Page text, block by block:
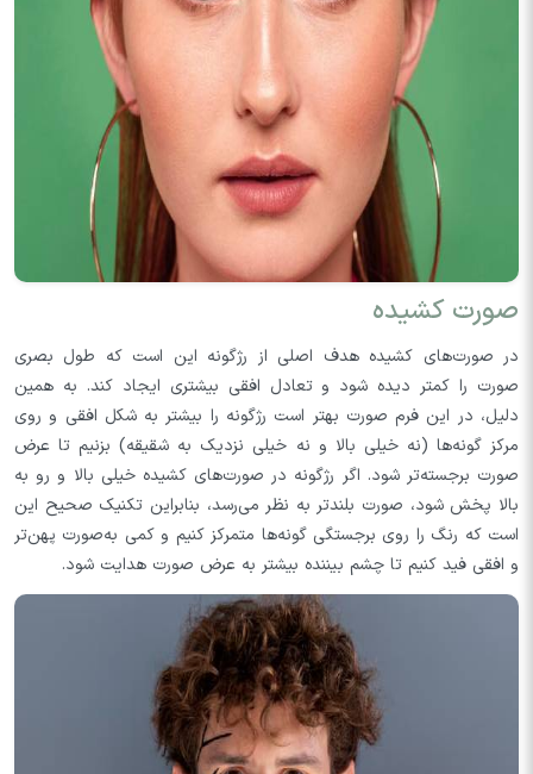
صورت کشیده
در صورت‌های کشیده هدف اصلی از رژگونه این است که طول بصری
صورت را کمتر دیده شود و تعادل افقی بیشتری ایجاد کند. به همین
دلیل، در این فرم صورت بهتر است رژگونه را بیشتر به شکل افقی و روی
مرکز گونه‌ها (نه خیلی بالا و نه خیلی نزدیک به شقیقه) بزنیم تا عرض
صورت برجسته‌تر شود. اگر رژگونه در صورت‌های کشیده خیلی بالا و رو به
بالا پخش شود، صورت بلندتر به نظر می‌رسد، بنابراین تکنیک صحیح این
است که رنگ را روی برجستگی گونه‌ها متمرکز کنیم و کمی به‌صورت پهن‌تر
و افقی فید کنیم تا چشم بیننده بیشتر به عرض صورت هدایت شود.